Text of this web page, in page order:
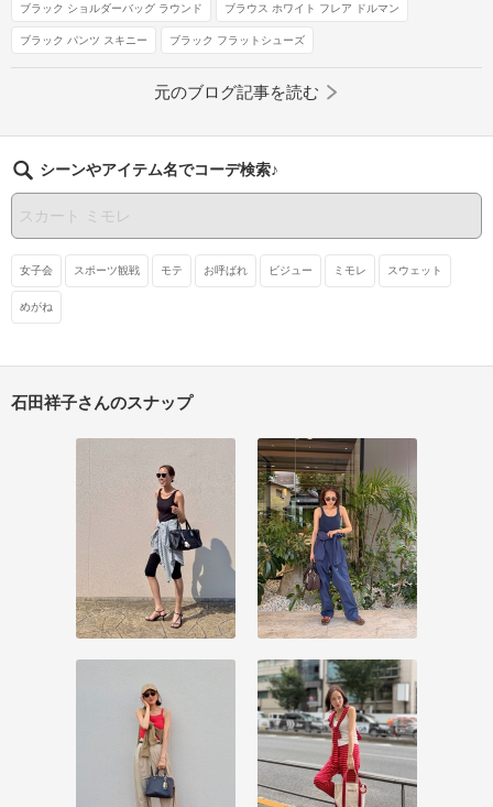
ブラック ショルダーバッグ ラウンド ブラウス ホワイト フレア ドルマン
ブラック パンツ スキニー ブラック フラットシューズ
元のブログ記事を読む
シーンやアイテム名でコーデ検索♪
女子会 スポーツ観戦 モテ お呼ばれ ビジュー ミモレ スウェット
めがね
石田祥子さんのスナップ